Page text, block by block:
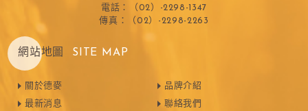
電話：（02）-2298-1347
傳真：（02）-2298-2263
網站地圖 SITE MAP
關於德麥
最新消息
品牌介紹
聯絡我們